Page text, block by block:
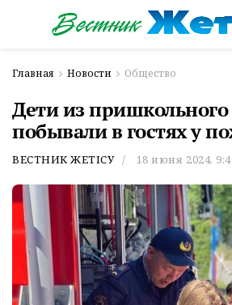
Главная Новости Общество
Дети из пришкольного
побывали в гостях у
ВЕСТНИК ЖЕТІСУ 18 июня 2024,